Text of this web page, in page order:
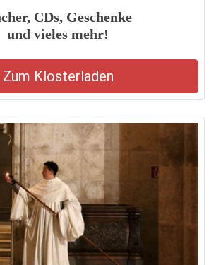
CDs, Geschenke
und vieles mehr!
Zum Klosterladen